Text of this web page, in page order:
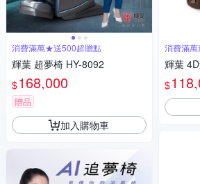
消費滿萬★送500超贈點
輝葉 超夢椅 HY-8092
$168,000
贈品
加入購物車
消費滿
輝葉
$